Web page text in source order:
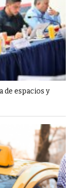
de espacios y